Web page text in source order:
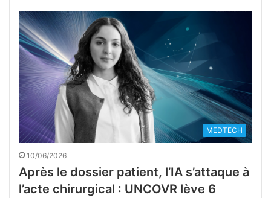
MEDTECH
10/06/2026
Après le dossier patient, l’IA s’attaque à
l’acte chirurgical : UNCOVR lève 6